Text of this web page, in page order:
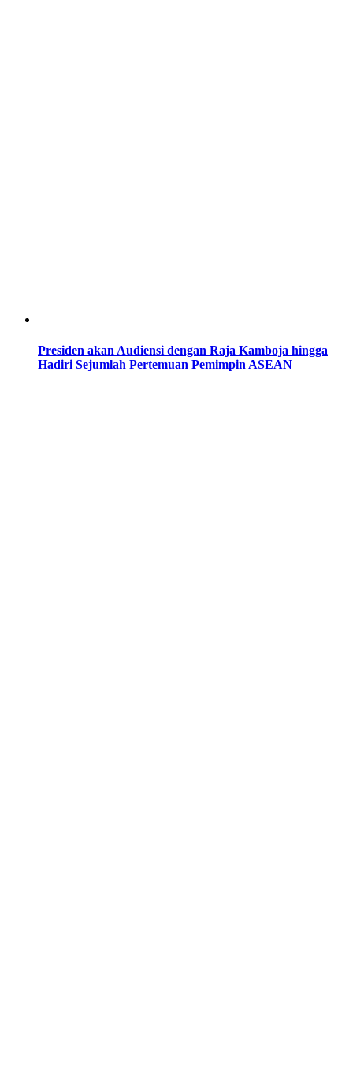
Presiden akan Audiensi dengan Raja Kamboja hingga
Hadiri Sejumlah Pertemuan Pemimpin ASEAN